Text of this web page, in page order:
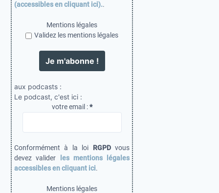
o
n
s
(accessibles en cliquant ici)..
Mentions légales
Validez les mentions légales
aux podcasts :
Le podcast, c'est ici :
votre email :*
Conformément à la loi RGPDvous
devez valider
les mentions légales
accessibles en cliquant ici.
Mentions légales